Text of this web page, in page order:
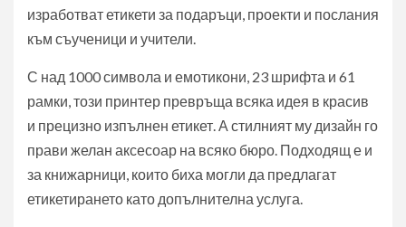
изработват етикети за подаръци, проекти и послания
към съученици и учители.
С над 1000 символа и емотикони, 23 шрифта и 61
рамки, този принтер превръща всяка идея в красив
и прецизно изпълнен етикет. А стилният му дизайн го
прави желан аксесоар на всяко бюро. Подходящ е и
за книжарници, които биха могли да предлагат
етикетирането като допълнителна услуга.